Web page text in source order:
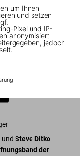
um Ihnen
und setzen
Pixel und IP-
anonymisiert
jedoch
Man. Vol.
und Steve Ditko
der